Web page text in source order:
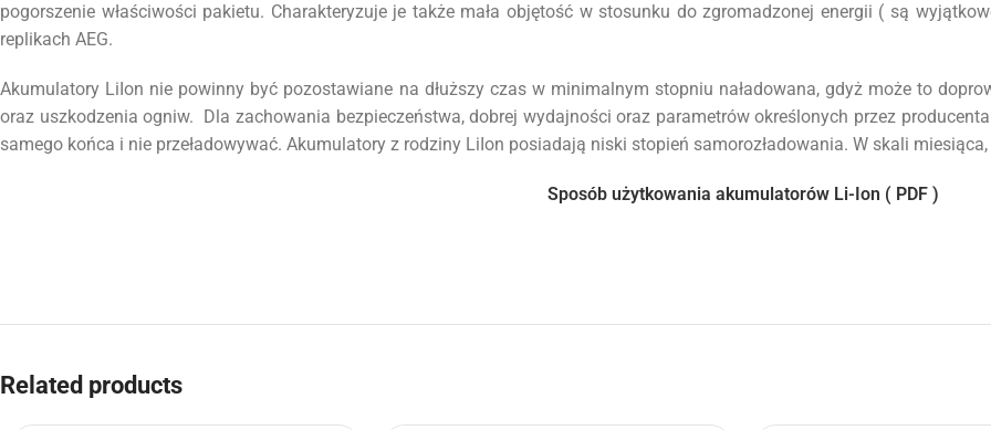
pogorszenie właściwości pakietu. Charakteryzuje je także mała objętość w stosunku do zgromadzonej energii ( są
replikach AEG.
Akumulatory LiIon nie powinny być pozostawiane na dłuższy czas w minimalnym stopniu naładowana, gdyż może to
oraz uszkodzenia ogniw. Dla zachowania bezpieczeństwa, dobrej wydajności oraz parametrów określonych przez
samego końca i nie przeładowywać. Akumulatory z rodziny LiIon posiadają niski stopień samorozładowania. W skali
Sposób użytkowania akumulatorów Li-Ion ( PDF )
Related products